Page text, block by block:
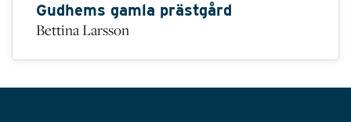
Gudhems gamla prästgård
Bettina Larsson